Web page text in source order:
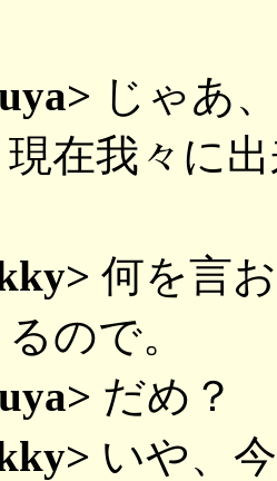
じゃあ
現在我々に
何を言
ので。
だめ？
いや、